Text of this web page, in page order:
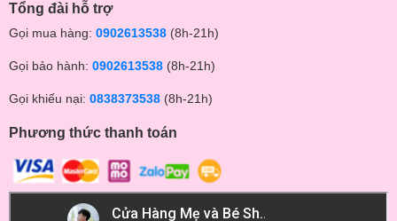
*** Tất cả sản phẩm của Shop Bé Con đều là hàng chính
chính hãng ***
** Tham quan Fanpage của Shop tại đây:
https://www.facebook.com/beconmall
Tổng đài hỗ trợ
Gọi mua hàng: 0902613538 (8h-21h)
Gọi bảo hành: 0902613538 (8h-21h)
Gọi khiếu nại: 0838373538 (8h-21h)
Phương thức thanh toán